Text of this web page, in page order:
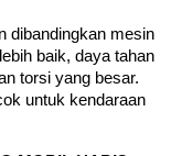
dibandingkan mesin
baik, daya tahan
torsi yang besar.
untuk kendaraan